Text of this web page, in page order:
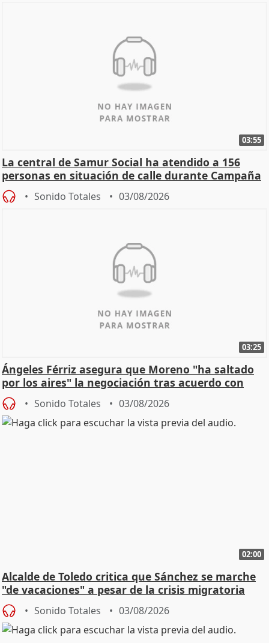
03:55
La central de Samur Social ha atendido a 156
personas en situación de calle durante Campaña
de Calor
Sonido Totales 03/08/2026
03:25
Ángeles Férriz asegura que Moreno "ha saltado
por los aires" la negociación tras acuerdo con
SMA
Sonido Totales 03/08/2026
02:00
Alcalde de Toledo critica que Sánchez se marche
"de vacaciones" a pesar de la crisis migratoria
Sonido Totales 03/08/2026